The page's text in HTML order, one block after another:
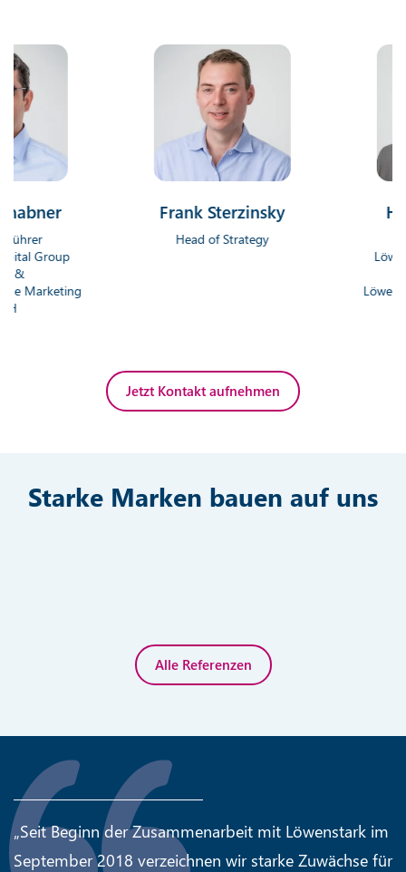
Frank Sterzinsky
Head of Strategy
Löwenstark
Jetzt Kontakt aufnehmen
Starke Marken bauen auf uns
Alle Referenzen
„Seit Beginn der Zusammenarbeit mit Löwenstark im
September 2018 verzeichnen wir starke Zuwächse für